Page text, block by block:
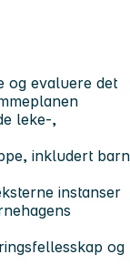
og evaluere det
leke-,
inkludert barn
instanser
og